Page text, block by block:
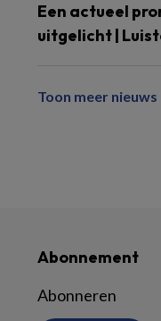
Een actueel
uitgelicht |
Toon meer nieuws
Abonnement
Abonneren